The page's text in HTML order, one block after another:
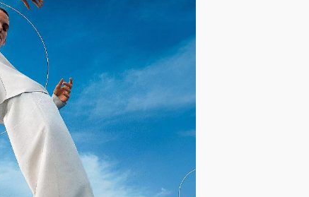
Sangle à scratch réglable
Caoutchouc Antidérapant
Microwobbleboard